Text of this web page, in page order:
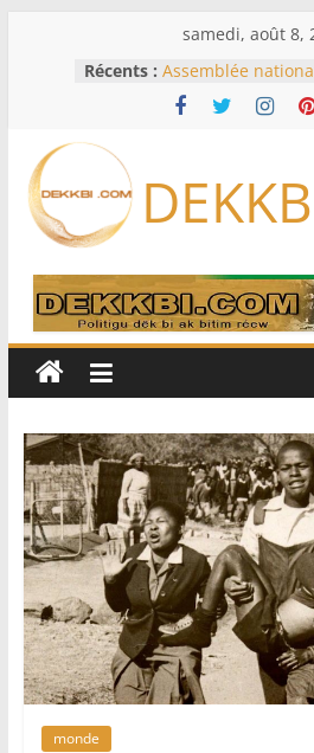
samedi, août 8,
Récents : Assemblée
extraordinaire: Six
d’enquête à
Bénin: Patrice
du Sénat, moins
Pakistan et la
accord de défense
RD Congo:
exportations de
production
monde